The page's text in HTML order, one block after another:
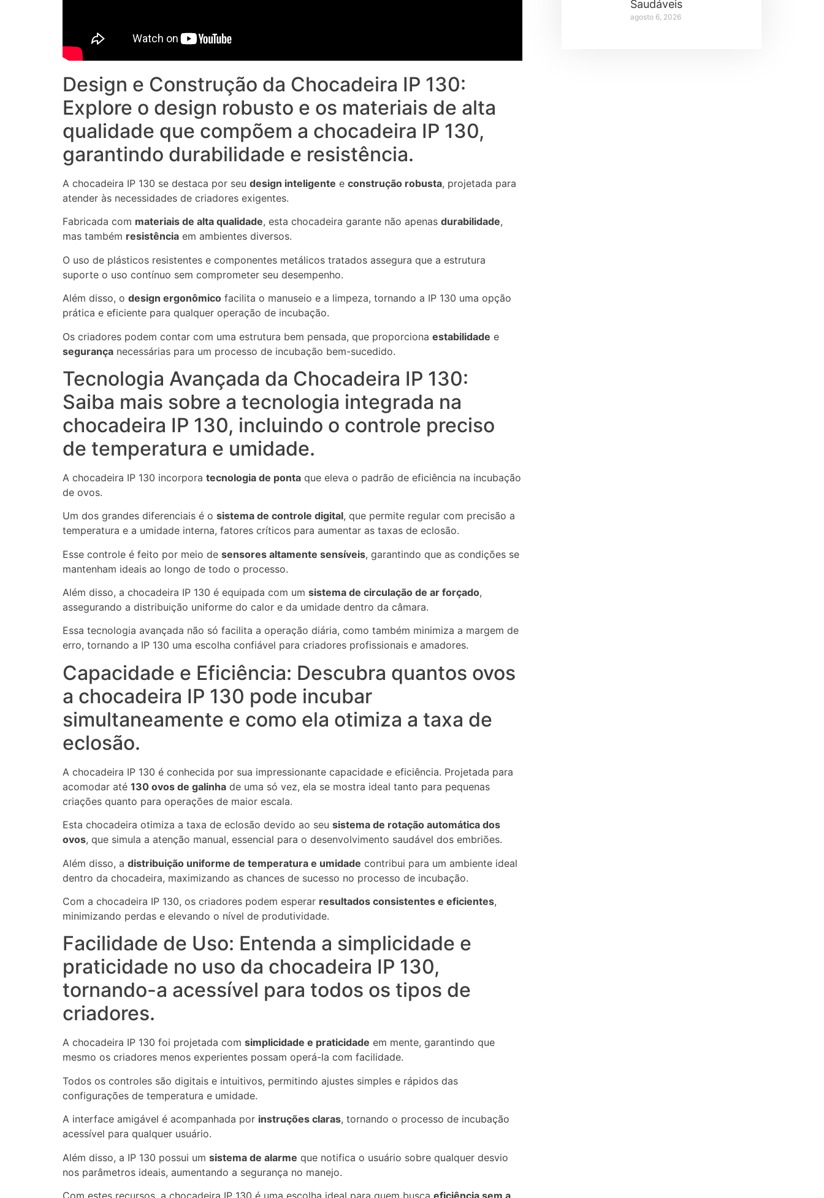
Design e Construção da Chocadeira IP 130:
Explore o design robusto e os materiais de alta
qualidade que compõem a chocadeira IP 130,
garantindo durabilidade e resistência.
A chocadeira IP 130 se destaca por seu design inteligente e construção robusta, projetada para
atender às necessidades de criadores exigentes.
Fabricada com materiais de alta qualidade, esta chocadeira garante não apenas durabilidade,
mas também resistência em ambientes diversos.
O uso de plásticos resistentes e componentes metálicos tratados assegura que a estrutura
suporte o uso contínuo sem comprometer seu desempenho.
Além disso, o design ergonômico facilita o manuseio e a limpeza, tornando a IP 130 uma opção
prática e eficiente para qualquer operação de incubação.
Os criadores podem contar com uma estrutura bem pensada, que proporciona estabilidade e
segurança necessárias para um processo de incubação bem-sucedido.
Tecnologia Avançada da Chocadeira IP 130:
Saiba mais sobre a tecnologia integrada na
chocadeira IP 130, incluindo o controle preciso
de temperatura e umidade.
A chocadeira IP 130 incorpora tecnologia de ponta que eleva o padrão de eficiência na incubação
de ovos.
Um dos grandes diferenciais é o sistema de controle digital, que permite regular com precisão a
temperatura e a umidade interna, fatores críticos para aumentar as taxas de eclosão.
Esse controle é feito por meio de sensores altamente sensíveis, garantindo que as condições se
mantenham ideais ao longo de todo o processo.
Além disso, a chocadeira IP 130 é equipada com um sistema de circulação de ar forçado,
assegurando a distribuição uniforme do calor e da umidade dentro da câmara.
Essa tecnologia avançada não só facilita a operação diária, como também minimiza a margem de
erro, tornando a IP 130 uma escolha confiável para criadores profissionais e amadores.
Capacidade e Eficiência: Descubra quantos ovos
a chocadeira IP 130 pode incubar
simultaneamente e como ela otimiza a taxa de
eclosão.
A chocadeira IP 130 é conhecida por sua impressionante capacidade e eficiência. Projetada para
acomodar até 130 ovos de galinha de uma só vez, ela se mostra ideal tanto para pequenas
criações quanto para operações de maior escala.
Esta chocadeira otimiza a taxa de eclosão devido ao seu sistema de rotação automática dos
ovos, que simula a atenção manual, essencial para o desenvolvimento saudável dos embriões.
Além disso, a distribuição uniforme de temperatura e umidade contribui para um ambiente ideal
dentro da chocadeira, maximizando as chances de sucesso no processo de incubação.
Com a chocadeira IP 130, os criadores podem esperar resultados consistentes e eficientes,
minimizando perdas e elevando o nível de produtividade.
Facilidade de Uso: Entenda a simplicidade e
praticidade no uso da chocadeira IP 130,
tornando-a acessível para todos os tipos de
criadores.
A chocadeira IP 130 foi projetada com simplicidade e praticidade em mente, garantindo que
mesmo os criadores menos experientes possam operá-la com facilidade.
Todos os controles são digitais e intuitivos, permitindo ajustes simples e rápidos das
configurações de temperatura e umidade.
A interface amigável é acompanhada por instruções claras, tornando o processo de incubação
acessível para qualquer usuário.
Além disso, a IP 130 possui um sistema de alarme que notifica o usuário sobre qualquer desvio
nos parâmetros ideais, aumentando a segurança no manejo.
Com estes recursos, a chocadeira IP 130 é uma escolha ideal para quem busca eficiência sem a
Saudáveis
agosto 6, 2026